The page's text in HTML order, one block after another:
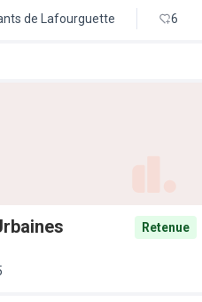
de Lafourguette 6
Retenue